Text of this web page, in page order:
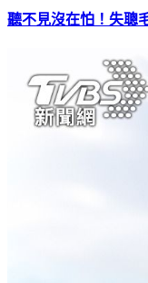
聽不見沒在怕！失聰